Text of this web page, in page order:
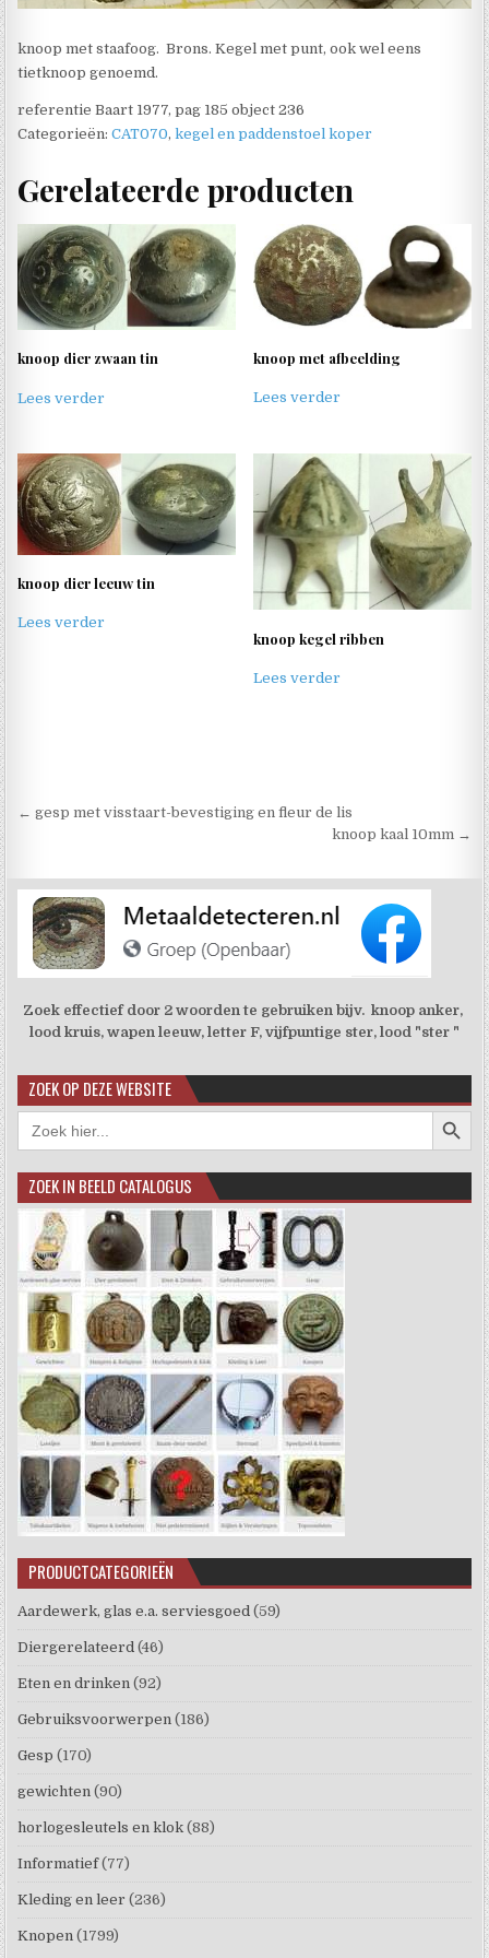
knoop met staafoog. Brons. Kegel met punt, ook wel eens
tietknoop genoemd.
referentie Baart 1977, pag 185 object 236
Categorieën:CAT070,kegel en paddenstoel koper
Gerelateerde producten
knoop dier zwaan tin
Lees verder
knoop met afbeelding
Lees verder
knoop dier leeuw tin
Lees verder
knoop kegel ribben
Lees verder
Berichtnavigatie
← gesp met visstaart-bevestiging en fleur de lis
knoop kaal 10mm →
Zoek effectief door 2 woorden te gebruiken bijv. knoop anker,
lood kruis, wapen leeuw, letter F, vijfpuntige ster, lood "ster "
ZOEK OP DEZE WEBSITE
Zoek
naar:
ZOEK IN BEELD CATALOGUS
PRODUCTCATEGORIEËN
Aardewerk, glas e.a. serviesgoed (59)
Diergerelateerd (46)
Eten en drinken (92)
Gebruiksvoorwerpen (186)
Gesp (170)
gewichten (90)
horlogesleutels en klok (88)
Informatief (77)
Kleding en leer (236)
Knopen (1799)